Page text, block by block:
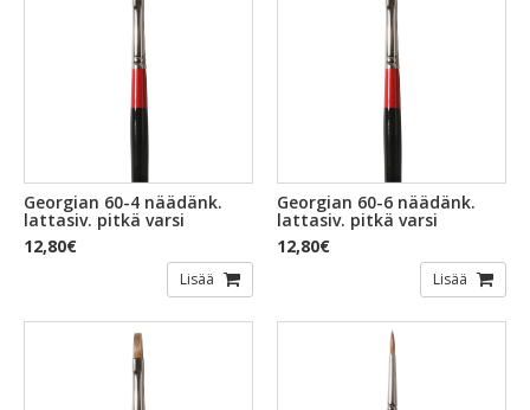
Georgian 60-4 näädänk.
lattasiv. pitkä varsi
12,80€
Lisää
Georgian 60-6 näädänk.
lattasiv. pitkä varsi
12,80€
Lisää